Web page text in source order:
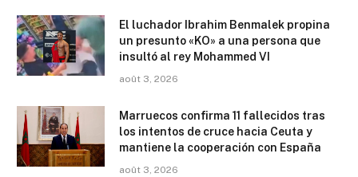
El luchador Ibrahim Benmalek propina
un presunto «KO» a una persona que
insultó al rey Mohammed VI
août 3, 2026
Marruecos confirma 11 fallecidos tras
los intentos de cruce hacia Ceuta y
mantiene la cooperación con España
août 3, 2026